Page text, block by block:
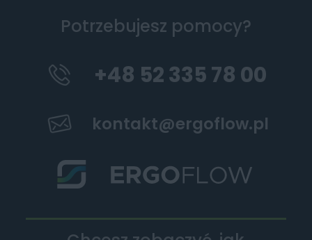
Potrzebujesz pomocy?
+48 52 335 78 00
kontakt@ergoflow.pl